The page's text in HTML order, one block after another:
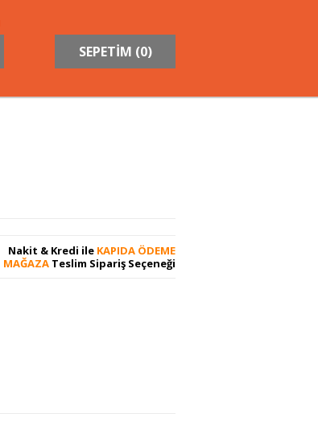
SEPETİM (0)
Nakit & Kredi ile KAPIDA ÖDEME
MAĞAZA Teslim Sipariş Seçeneği